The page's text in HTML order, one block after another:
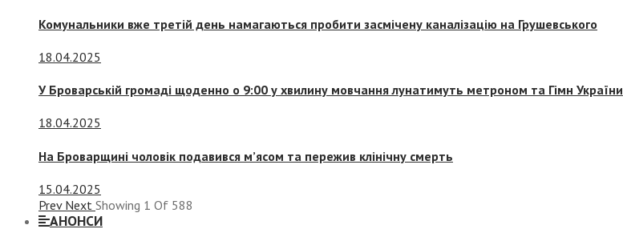
Комунальники вже третій день намагаються пробити засмічену каналізацію на Грушевського
18.04.2025
У Броварській громаді щоденно о 9:00 у хвилину мовчання лунатимуть метроном та Гімн України
18.04.2025
На Броварщині чоловік подавився м’ясом та пережив клінічну смерть
15.04.2025
Prev Next Showing 1 Of 588
АНОНСИ